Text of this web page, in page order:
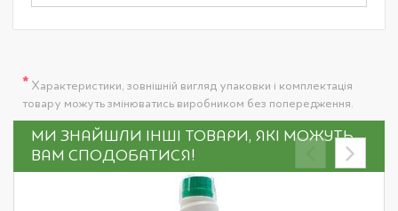
* Характеристики, зовнішній вигляд упаковки і комплектація
товару можуть змінюватись виробником без попередження.
МИ ЗНАЙШЛИ ІНШІ ТОВАРИ, ЯКІ МОЖУТЬ
ВАМ СПОДОБАТИСЯ!